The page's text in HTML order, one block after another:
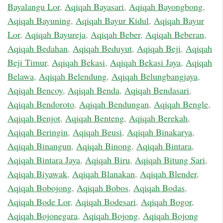
Bayalangu Lor, Aqiqah Bayasari, Aqiqah Bayongbong,
Aqiqah Bayuning, Aqiqah Bayur Kidul, Aqiqah Bayur
Lor, Aqiqah Bayureja, Aqiqah Beber, Aqiqah Beberan,
Aqiqah Bedahan, Aqiqah Beduyut, Aqiqah Beji, Aqiqah
Beji Timur, Aqiqah Bekasi, Aqiqah Bekasi Jaya, Aqiqah
Belawa, Aqiqah Belendung, Aqiqah Belungbangjaya,
Aqiqah Bencoy, Aqiqah Benda, Aqiqah Bendasari,
Aqiqah Bendoroto, Aqiqah Bendungan, Aqiqah Bengle,
Aqiqah Benjot, Aqiqah Benteng, Aqiqah Berekah,
Aqiqah Beringin, Aqiqah Beusi, Aqiqah Binakarya,
Aqiqah Binangun, Aqiqah Binong, Aqiqah Bintara,
Aqiqah Bintara Jaya, Aqiqah Biru, Aqiqah Bitung Sari,
Aqiqah Biyawak, Aqiqah Blanakan, Aqiqah Blender,
Aqiqah Bobojong, Aqiqah Bobos, Aqiqah Bodas,
Aqiqah Bode Lor, Aqiqah Bodesari, Aqiqah Bogor,
Aqiqah Bojonegara, Aqiqah Bojong, Aqiqah Bojong